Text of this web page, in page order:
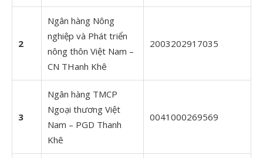
2
Ngân hàng Nông
nghiệp và Phát triển
nông thôn Việt Nam –
CN THanh Khê
2003202917035
3
Ngân hàng TMCP
Ngoại thương Việt
Nam – PGD Thanh
Khê
0041000269569